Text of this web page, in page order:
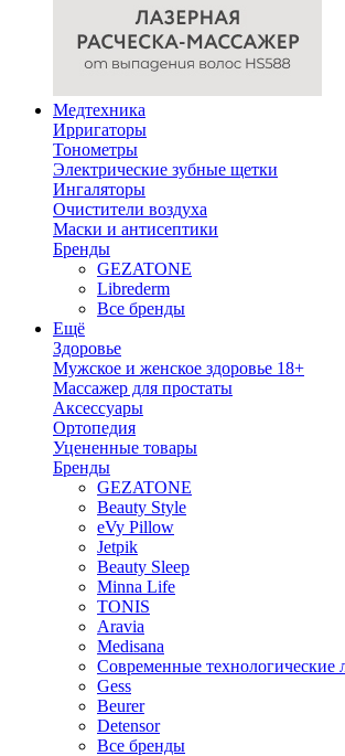
Медтехника
Ирригаторы
Тонометры
Электрические зубные щетки
Ингаляторы
Очистители воздуха
Маски и антисептики
Бренды
GEZATONE
Librederm
Все бренды
Ещё
Здоровье
Мужское и женское здоровье 18+
Массажер для простаты
Аксессуары
Ортопедия
Уцененные товары
Бренды
GEZATONE
Beauty Style
eVy Pillow
Jetpik
Beauty Sleep
Minna Life
TONIS
Aravia
Medisana
Современные технологические
Gess
Beurer
Detensor
Все бренды